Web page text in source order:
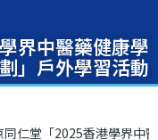
界中醫藥健康學
」戶外學習活動
仁堂「2025香港學界中